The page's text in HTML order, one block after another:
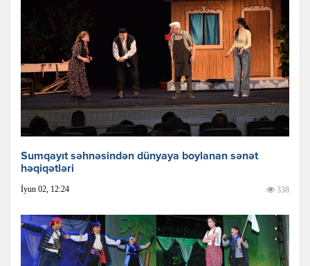
Sumqayıt səhnəsindən dünyaya boylanan sənət
həqiqətləri
İyun 02, 12:24 338